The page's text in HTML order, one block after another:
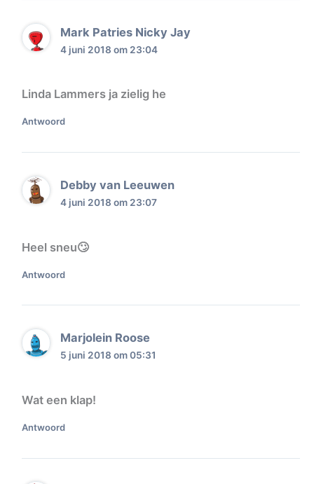
Mark Patries Nicky Jay
4 juni 2018 om 23:04
Linda Lammers ja zielig he
Antwoord
Debby van Leeuwen
4 juni 2018 om 23:07
Heel sneu🙄
Antwoord
Marjolein Roose
5 juni 2018 om 05:31
Wat een klap!
Antwoord